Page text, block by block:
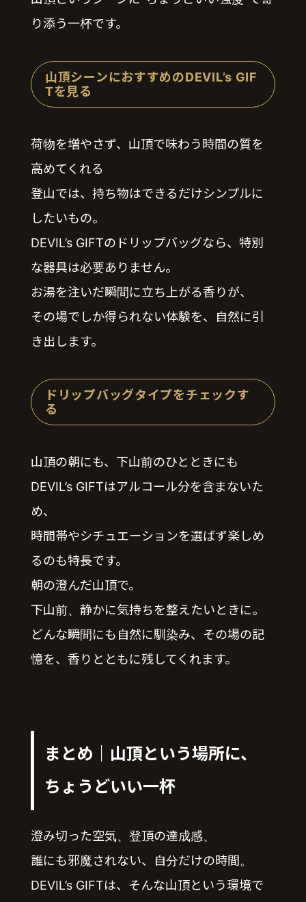
り添う一杯です。
山頂シーンにおすすめのDEVIL’s GIF
Tを見る
荷物を増やさず、山頂で味わう時間の質を
高めてくれる
登山では、持ち物はできるだけシンプルに
したいもの。
DEVIL’s GIFTのドリップバッグなら、特別
な器具は必要ありません。
お湯を注いだ瞬間に立ち上がる香りが、
その場でしか得られない体験を、自然に引
き出します。
ドリップバッグタイプをチェックす
る
山頂の朝にも、下山前のひとときにも
DEVIL’s GIFTはアルコール分を含まないた
め、
時間帯やシチュエーションを選ばず楽しめ
るのも特長です。
朝の澄んだ山頂で。
下山前、静かに気持ちを整えたいときに。
どんな瞬間にも自然に馴染み、その場の記
憶を、香りとともに残してくれます。
まとめ｜山頂という場所に、
ちょうどいい一杯
澄み切った空気、登頂の達成感、
誰にも邪魔されない、自分だけの時間。
DEVIL’s GIFTは、そんな山頂という環境で